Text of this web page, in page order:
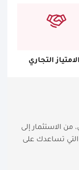
التجاري
من الاستثمار إلى
تساعدك على